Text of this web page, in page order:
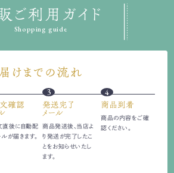
ご利用ガイド
Shopping guide
けまでの流れ
確認
直後に自動配
ルが届きます。
3
発送完了
メール
商品発送後、当店よ
り発送が完了したこ
とをお知らせいたし
ます。
4
商品到着
商品の内容をご確
認ください。